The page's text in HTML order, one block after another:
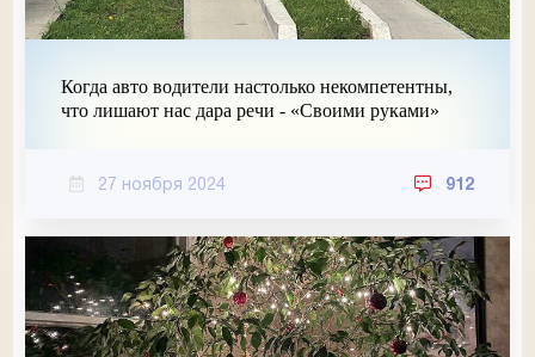
Когда авто водители настолько некомпетентны,
что лишают нас дара речи - «Своими руками»
27 ноября 2024 912